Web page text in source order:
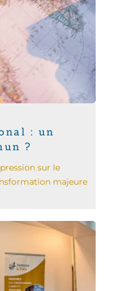
: un
?
sur le
majeure